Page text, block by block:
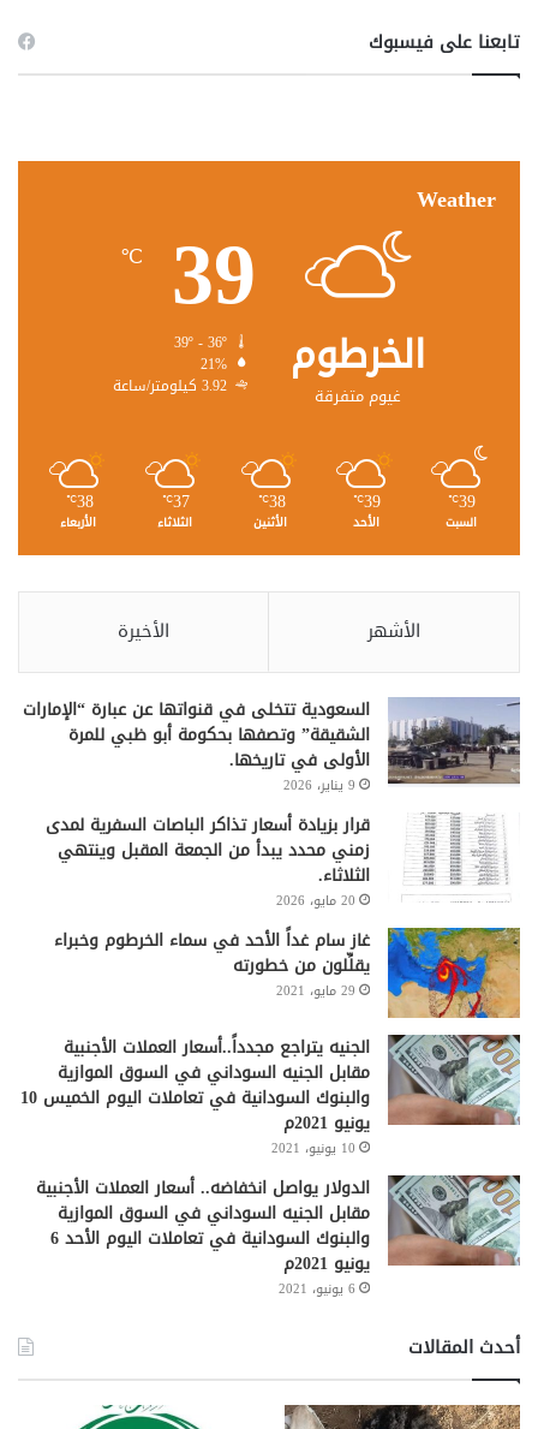
تابعنا على فيسبوك
Weather
الخرطوم
غيوم متفرقة
39
℃
21%
3.92 كيلومتر/ساعة
39
℃
السبت
39
℃
الأحد
38
℃
الأثنين
37
℃
الثلاثاء
38
℃
الأربعاء
الأشهر الأخيرة
السعودية تتخلى في قنواتها عن عبارة “الإمارات
الشقيقة” وتصفها بحكومة أبو ظبي للمرة
الأولى في تاريخها.
9 يناير، 2026
قرار بزيادة أسعار تذاكر الباصات السفرية لمدى
زمني محدد يبدأ من الجمعة المقبل وينتهي
الثلاثاء.
20 مايو، 2026
غاز سام غداً الأحد في سماء الخرطوم وخبراء
يقلِّلون من خطورته
29 مايو، 2021
الجنيه يتراجع مجدداً..أسعار العملات الأجنبية
مقابل الجنيه السوداني في السوق الموازية
والبنوك السودانية في تعاملات اليوم الخميس 10
يونيو 2021م
10 يونيو، 2021
الدولار يواصل انخفاضه.. أسعار العملات الأجنبية
مقابل الجنيه السوداني في السوق الموازية
والبنوك السودانية في تعاملات اليوم الأحد 6
يونيو 2021م
6 يونيو، 2021
أحدث المقالات